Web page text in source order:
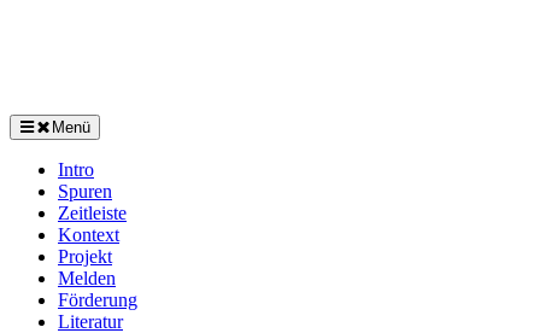
Menü
Intro
Spuren
Zeitleiste
Kontext
Projekt
Melden
Förderung
Literatur